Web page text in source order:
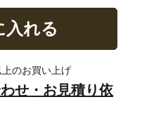
衣
額・寄進額・定紋
入れる
上のお買い上げ
せ・お見積り依